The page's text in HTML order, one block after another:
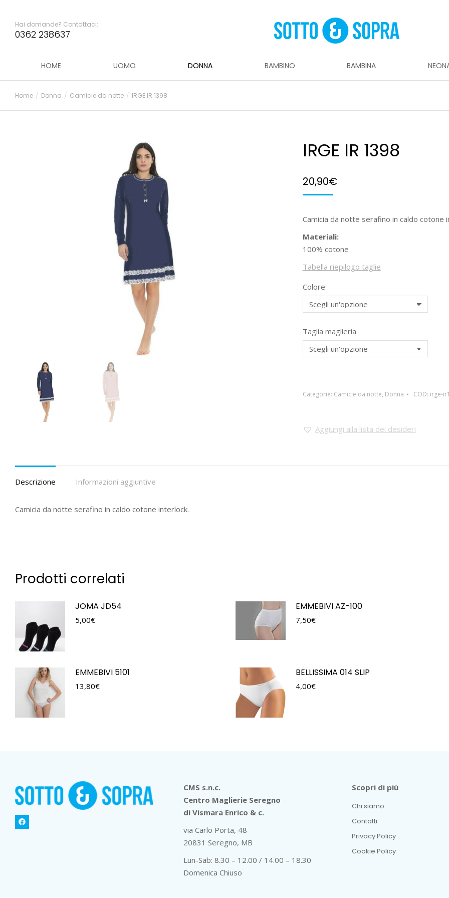
Hai domande? Contattaci:
0362 238637
HOME UOMO DONNA BAMBINO BAMBINA
Tu sei qui:
Home Donna Camicie da notte IRGE IR 1398
IRGE IR 1398
20,90€
Camicia da notte serafino in caldo cotone
Materiali:
100% cotone
Tabella riepilogo taglie
Colore
Taglia maglieria
Categorie: Camicie da notte, Donna COD: irge-
Aggiungi alla lista dei desideri
Descrizione Informazioni aggiuntive
Camicia da notte serafino in caldo cotone interlock.
Prodotti correlati
JOMA JD54
5,00€
EMMEBIVI AZ-100
7,50€
EMMEBIVI 5101
13,80€
BELLISSIMA 014 SLIP
4,00€
CMS s.n.c.
Centro Maglierie Seregno
di Vismara Enrico & c.
via Carlo Porta, 48
20831 Seregno, MB
Lun-Sab: 8.30 – 12.00 / 14.00 – 18.30
Domenica Chiuso
Scopri di più
Chi siamo
Contatti
Privacy Policy
Cookie Policy